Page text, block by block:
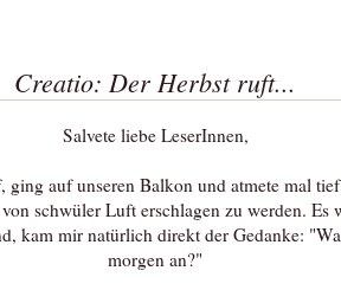
Creatio: Der Herbst ruft...
Salvete liebe LeserInnen,
ging auf unseren Balkon und atmete mal
schwüler Luft erschlagen zu werden. Es
kam mir natürlich direkt der Gedanke:
morgen an?"